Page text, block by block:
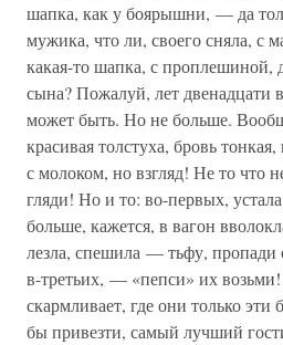
шапка, как у боярышни, — да
мужика, что ли, своего сняла, с
какая-то шапка, с проплешиной,
сына? Пожалуй, лет двенадцати
может быть. Но не больше.
красивая толстуха, бровь
с молоком, но взгляд! Не то что
гляди! Но и то: во-первых,
больше, кажется, в вагон
лезла, спешила — тьфу,
в-третьих, — «пепси» их
скармливает, где они только эти
бы привезти, самый лучший